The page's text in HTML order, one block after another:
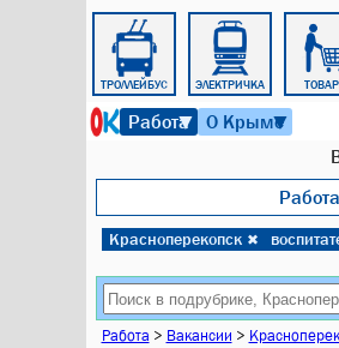
ТРОЛЛЕЙБУС ЭЛЕКТРИЧКА
Работа
▼ О Крыме
▼
Работа
Красноперекопск ✖
Работа > Вакансии >